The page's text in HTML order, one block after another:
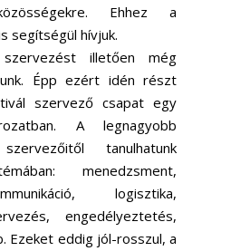
Ehhez a
segítségül hívjuk.
illetően még
Épp ezért idén részt
szervező csapat egy
A legnagyobb
tanulhatunk
menedzsment,
logisztika,
engedélyeztetés,
Ezeket eddig jól-rosszul, a